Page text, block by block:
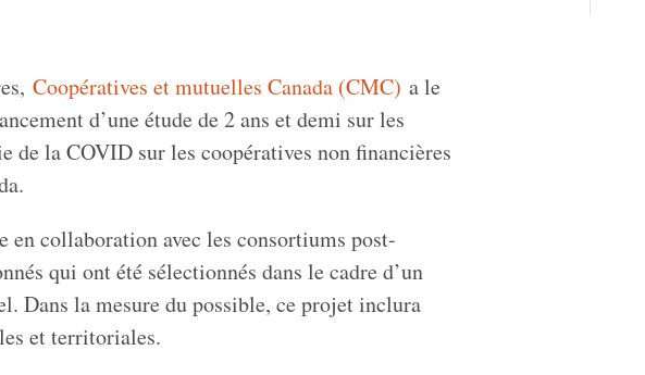
Coopératives et mutuelles Canada (CMC) a le
d’une étude de 2 ans et demi sur les
de la COVID sur les coopératives non financières
en collaboration avec les consortiums post-
qui ont été sélectionnés dans le cadre d’un
Dans la mesure du possible, ce projet inclura
et territoriales.